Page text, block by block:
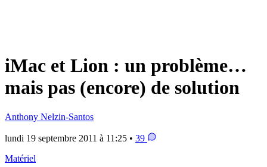
iMac et Lion : un problème…
mais pas (encore) de solution
Anthony Nelzin-Santos
lundi 19 septembre 2011 à 11:25 • 39
Matériel